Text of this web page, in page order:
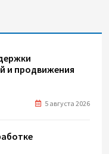
и продвижения
5 августа 2026